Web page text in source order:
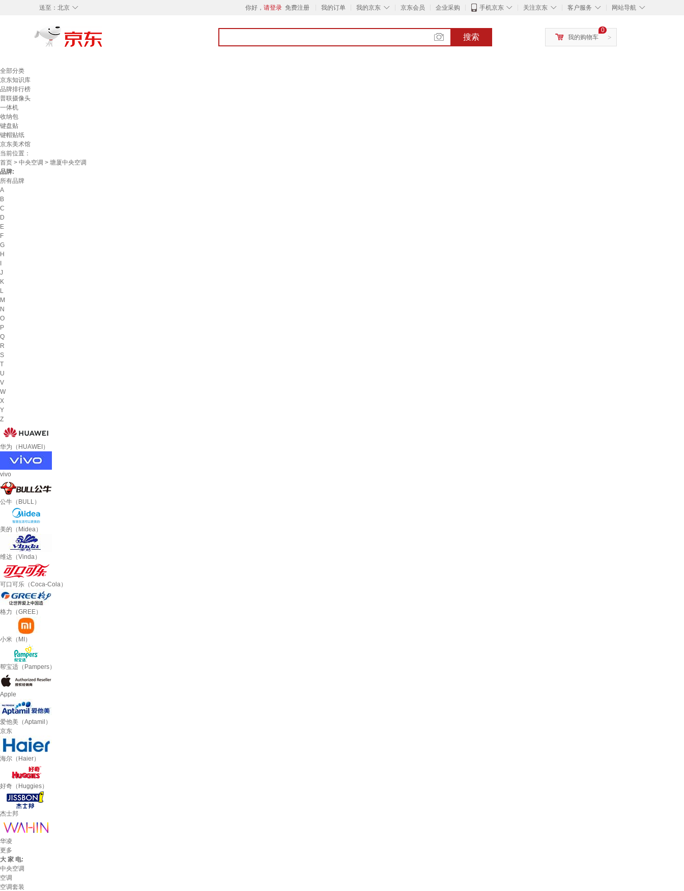
◇
送至： 北京 你好， 请登录 免费注册 我的订单 ◇
我的京东 京东会员 企业采购 ◇
手机京东 ◇
关注京东 ◇
客户服务 ◇
网站导航
搜索 >
0
我的购物车
全部分类
京东知识库
品牌排行榜
普联摄像头
一体机
收纳包
键盘贴
键帽贴纸
京东美术馆
当前位置：
首页 > 中央空调 > 塘厦中央空调
品牌:
所有品牌
A
B
C
D
E
F
G
H
J
K
L
M
N
O
P
Q
R
S
T
U
V
W
X
Y
Z
华为（HUAWEI）
vivo
公牛（BULL）
美的（Midea）
维达（Vinda）
可口可乐（Coca-Cola）
格力（GREE）
小米（MI）
帮宝适（Pampers）
Apple
爱他美（Aptamil）
京东
海尔（Haier）
好奇（Huggies）
杰士邦
华凌
更多
大 家 电:
中央空调
空调
空调套装